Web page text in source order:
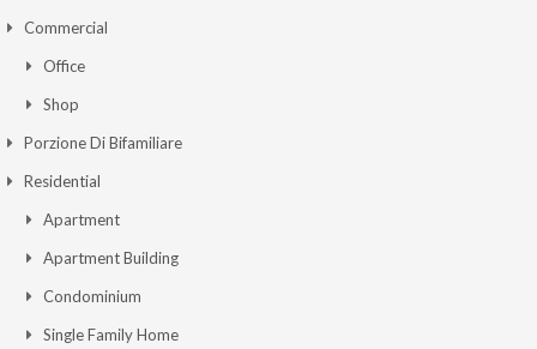
Commercial
Office
Shop
Porzione Di Bifamiliare
Residential
Apartment
Apartment Building
Condominium
Single Family Home